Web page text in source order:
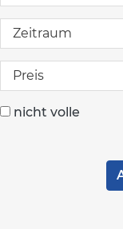
Zeitraum
Preis
nicht volle